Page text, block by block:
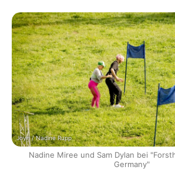
Joyn / Nadine Rupp
Nadine Miree und Sam Dylan bei
Germany"